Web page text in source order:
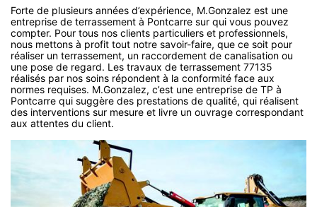
Forte de plusieurs années d’expérience, M.Gonzalez est une
entreprise de terrassement à Pontcarre sur qui vous pouvez
compter. Pour tous nos clients particuliers et professionnels,
nous mettons à profit tout notre savoir-faire, que ce soit pour
réaliser un terrassement, un raccordement de canalisation ou
une pose de regard. Les travaux de terrassement 77135
réalisés par nos soins répondent à la conformité face aux
normes requises. M.Gonzalez, c’est une entreprise de TP à
Pontcarre qui suggère des prestations de qualité, qui réalisent
des interventions sur mesure et livre un ouvrage correspondant
aux attentes du client.